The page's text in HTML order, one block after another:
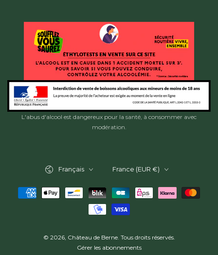
L'abus d'alcool est dangereux pour la santé, à consommer avec
modération.
© 2026, Château de Berne. Tous droits réservés.
Gérer les abonnements
Français France (EUR €)
Modes